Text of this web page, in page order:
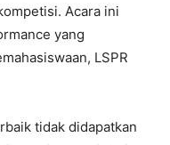
Acara ini
yang
LSPR
tidak didapatkan